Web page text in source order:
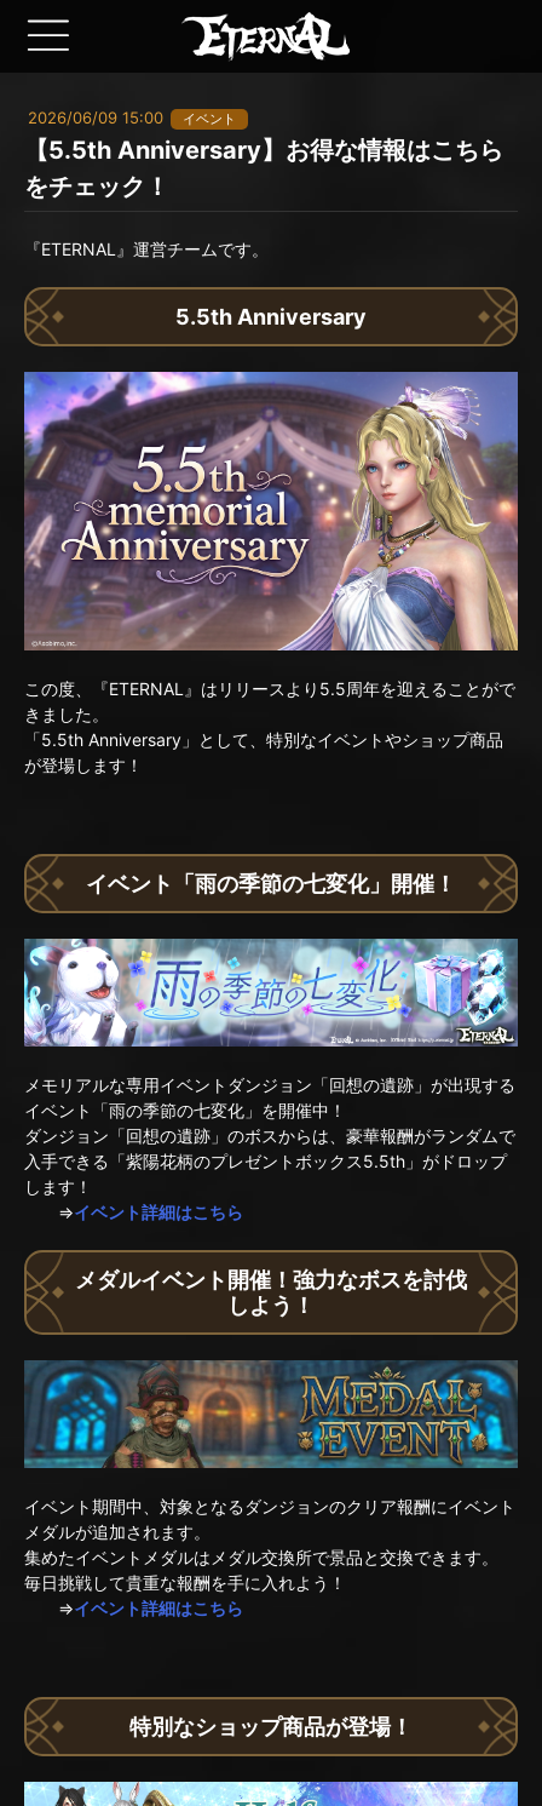
2026/06/09 15:00 イベント
【5.5th Anniversary】お得な情報はこちら
をチェック！
『ETERNAL』運営チームです。
5.5th Anniversary
この度、『ETERNAL』はリリースより5.5周年を迎えることがで
きました。
「5.5th Anniversary」として、特別なイベントやショップ商品
が登場します！
イベント「雨の季節の七変化」開催！
メモリアルな専用イベントダンジョン「回想の遺跡」が出現する
イベント「雨の季節の七変化」を開催中！
ダンジョン「回想の遺跡」のボスからは、豪華報酬がランダムで
入手できる「紫陽花柄のプレゼントボックス5.5th」がドロップ
します！
⇒イベント詳細はこちら
メダルイベント開催！強力なボスを討伐
しよう！
イベント期間中、対象となるダンジョンのクリア報酬にイベント
メダルが追加されます。
集めたイベントメダルはメダル交換所で景品と交換できます。
毎日挑戦して貴重な報酬を手に入れよう！
⇒イベント詳細はこちら
特別なショップ商品が登場！